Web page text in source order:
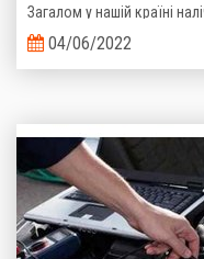
Загалом у нашій країні
пересуваються на
сервісним центром
04/06/2022